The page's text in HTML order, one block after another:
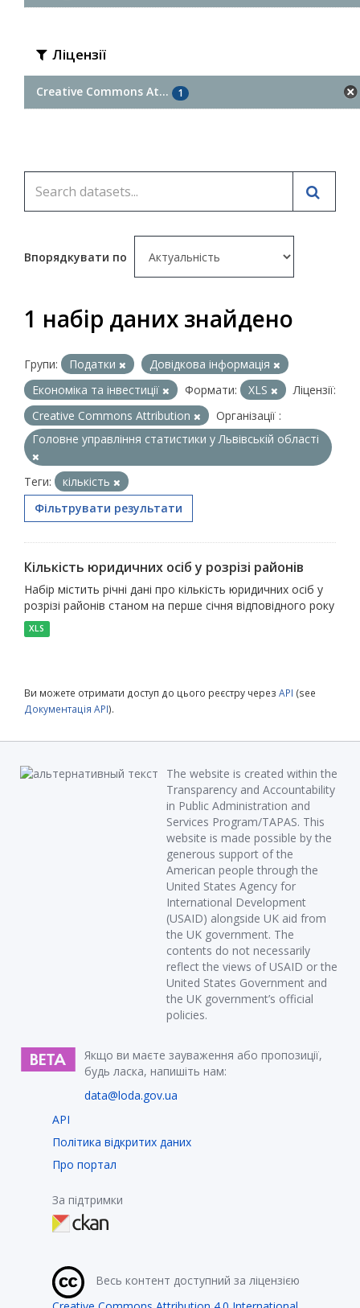
Ліцензії
Creative Commons At... 1
Впорядкувати по
1 набір даних знайдено
Групи: Податки
Довідкова інформація
Економіка та інвестиції
Формати: XLS
Ліцензії:
Creative Commons Attribution
Організації :
Головне управління статистики у Львівській області
Теги:
кількість
Фільтрувати результати
Кількість юридичних осіб у розрізі районів
Набір містить річні дані про кількість юридичних осіб у
розрізі районів станом на перше січня відповідного року
XLS
Ви можете отримати доступ до цього реєстру через API (see
Документація API).
The website is created within the
Transparency and Accountability
in Public Administration and
Services Program/TAPAS. This
website is made possible by the
generous support of the
American people through the
United States Agency for
International Development
(USAID) alongside UK aid from
the UK government. The
contents do not necessarily
reflect the views of USAID or the
United States Government and
the UK government’s official
policies.
Якщо ви маєте зауваження або пропозиції,
будь ласка, напишіть нам:
data@loda.gov.ua
API
Політика відкритих даних
Про портал
За підтримки
Весь контент доступний за ліцензією